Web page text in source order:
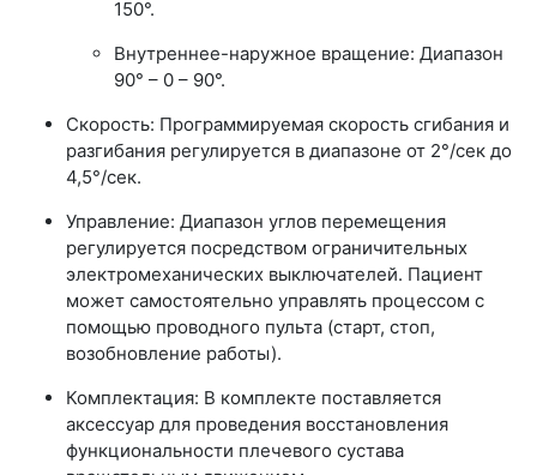
150°.
Внутреннее-наружное вращение: Диапазон
90° – 0 – 90°.
Скорость: Программируемая скорость сгибания и
разгибания регулируется в диапазоне от 2°/сек до
4,5°/сек.
Управление: Диапазон углов перемещения
регулируется посредством ограничительных
электромеханических выключателей. Пациент
может самостоятельно управлять процессом с
помощью проводного пульта (старт, стоп,
возобновление работы).
Комплектация: В комплекте поставляется
аксессуар для проведения восстановления
функциональности плечевого сустава